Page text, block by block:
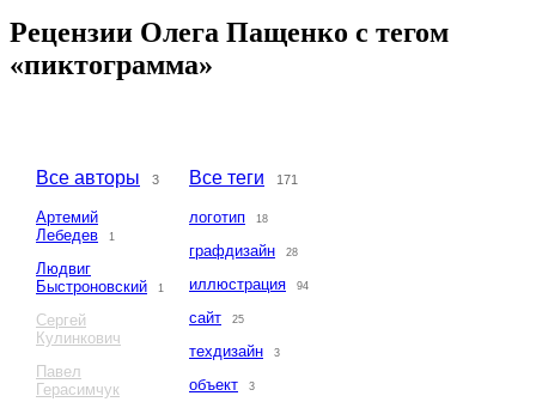
Рецензии Олега Пащенко с тегом
«пиктограмма»
Все авторы 3
Артемий
Лебедев
1
Людвиг
Быстроновский
1
Сергей
Кулинкович
Павел
Герасимчук
Все теги 171
логотип 18
графдизайн 28
иллюстрация 94
сайт 25
техдизайн 3
объект 3